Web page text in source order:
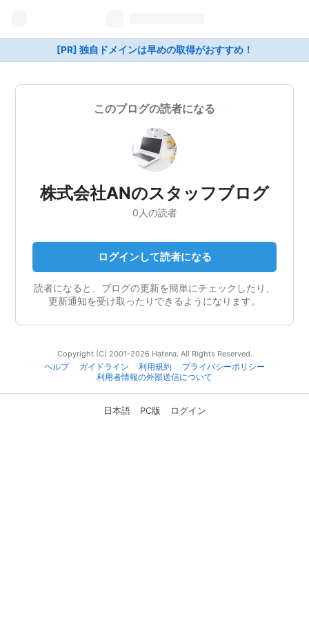
[PR] 独自ドメインは早めの取得がおすすめ！
このブログの読者になる
株式会社ANのスタッフブログ
0人の読者
ログインして読者になる
読者になると、ブログの更新を簡単にチェックしたり、
更新通知を受け取ったりできるようになります。
Copyright (C) 2001-2026 Hatena. All Rights Reserved.
ヘルプ
ガイドライン 利用規約
プライバシーポリシー
利用者情報の外部送信について
日本語 PC版 ログイン